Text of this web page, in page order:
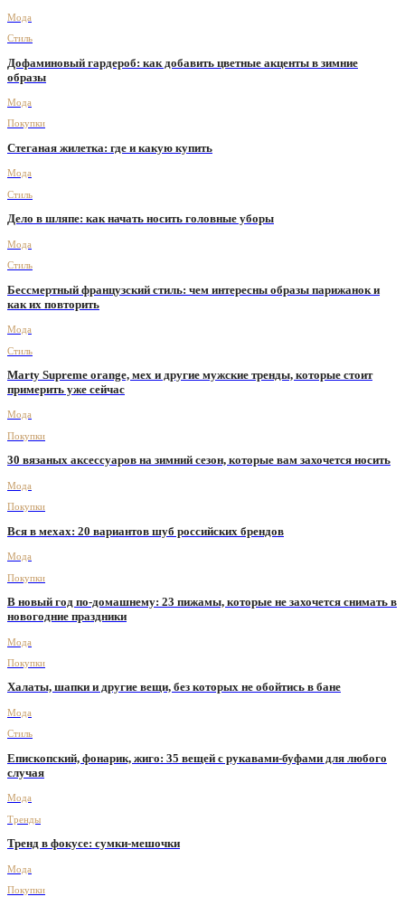
Мода
Стиль
Дофаминовый гардероб: как добавить цветные акценты в зимние
образы
Мода
Покупки
Стеганая жилетка: где и какую купить
Мода
Стиль
Дело в шляпе: как начать носить головные уборы
Мода
Стиль
Бессмертный французский стиль: чем интересны образы парижанок и
как их повторить
Мода
Стиль
Marty Supreme orange, мех и другие мужские тренды, которые стоит
примерить уже сейчас
Мода
Покупки
30 вязаных аксессуаров на зимний сезон, которые вам захочется носить
Мода
Покупки
Вся в мехах: 20 вариантов шуб российских брендов
Мода
Покупки
В новый год по-домашнему: 23 пижамы, которые не захочется снимать в
новогодние праздники
Мода
Покупки
Халаты, шапки и другие вещи, без которых не обойтись в бане
Мода
Стиль
Епископский, фонарик, жиго: 35 вещей с рукавами-буфами для любого
случая
Мода
Тренды
Тренд в фокусе: сумки-мешочки
Мода
Покупки